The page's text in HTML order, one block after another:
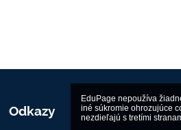
EduPage nepoužíva
iné súkromie ohrozujúce
nezdieľajú s tretími
Odkazy